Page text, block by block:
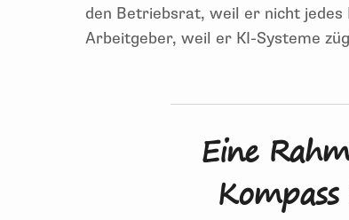
den Betriebsrat, weil er nicht
Arbeitgeber, weil er KI-Systeme
Eine